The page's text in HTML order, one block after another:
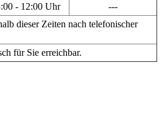
- 12:00 Uhr
---
dieser Zeiten nach telefonischer
für Sie erreichbar.